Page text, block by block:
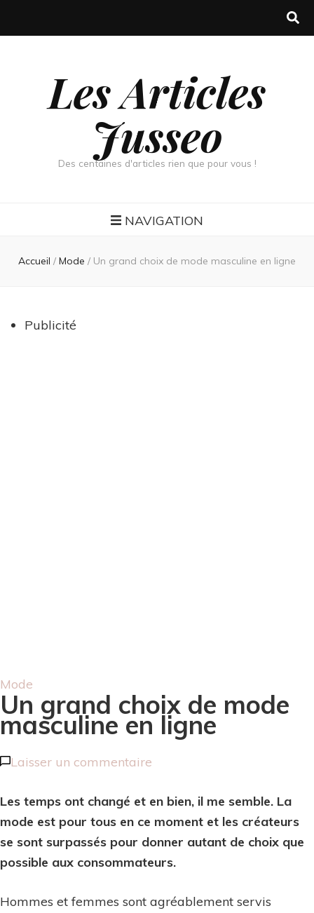
Les Articles
Jusseo
Des centaines d'articles rien que pour vous !
NAVIGATION
Accueil / Mode / Un grand choix de mode masculine en ligne
Publicité
Mode
Un grand choix de mode
masculine en ligne
Laisser un commentaire
grand
choix
de
mode
en
Les temps ont changé et en bien, il me semble. La
mode est pour tous en ce moment et les créateurs
se sont surpassés pour donner autant de choix que
possible aux consommateurs.
Hommes et femmes sont agréablement servis